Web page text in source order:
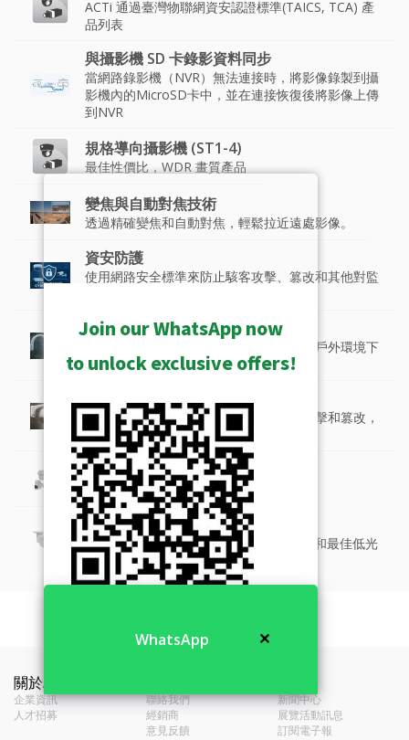
ACTi 通過臺灣物聯網資安認證標準(TAICS, TCA) 產
品列表
與攝影機 SD 卡錄影資料同步
當網路錄影機（NVR）無法連接時，將影像錄製到攝
影機內的MicroSD卡中，並在連接恢復後將影像上傳
到NVR
規格導向攝影機 (ST1-4)
最佳性價比，WDR 畫質產品
變焦與自動對焦技術
透過精確變焦和自動對焦，輕鬆拉近遠處影像。
資安防護
使用網路安全標準來防止駭客攻擊、篡改和其他對監
防水設計
監控攝影機的防水技術確保在大雨或惡劣戶外環境下
仍能可靠運作，防止水分滲入。
防破壞設計
監控攝影機的防破壞技術可防止故意的衝擊和篡改，
確保在高風險環境中的持續運作。
防腐蝕攝影機
防鏽攝影機，適用於海岸或化工廠
高畫質攝影機
提供各種高畫質攝影機，具有最佳 WDR 和最佳低光
靈敏度。
類型
應用環境
戶外
Product Specifications
Camera Firmware S4.11.02 Release
Notes (355KB)
影像
A423 Brand Comparison Video
✕
WhatsApp
Join our WhatsApp now
to unlock exclusive offers!
S10 - 攝影機與行動客戶端即時查看解決方案
S11 - 攝影機和視訊解碼器即時查看解決方案
無需NVR的攝影機錄製解決方案（SF2）
S21 - 攝影機存儲和邊緣錄影機客戶端解決方
混合型DVR解決方案 (SF4)
S40 - 混合型數位錄影機解決方案
混合式DVR和控制中心解決方案 (SF5)
關於ACTi
企業資訊
人才招募
聯絡我們
經銷商
意見反饋
新聞中心
展覽活動訊息
訂閱電子報